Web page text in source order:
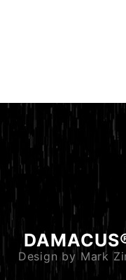
Design by Mark